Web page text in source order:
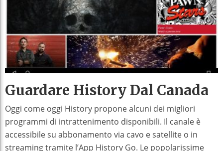
Guardare History Dal Canada
Oggi come oggi History propone alcuni dei migliori
programmi di intrattenimento disponibili. Il canale è
accessibile su abbonamento via cavo e satellite o in
streaming tramite l’App History Go. Le popolarissime